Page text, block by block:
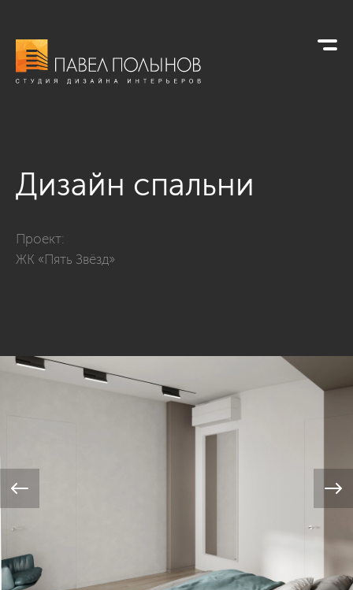
Дизайн спальни
Проект:
ЖК «Пять Звёзд»